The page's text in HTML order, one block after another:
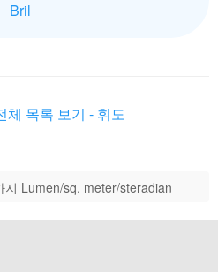
Bril
체 목록 보기 - 휘도
지 Lumen/sq. meter/steradian